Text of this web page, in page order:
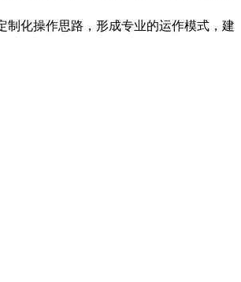
化操作思路，形成专业的运作模式，建